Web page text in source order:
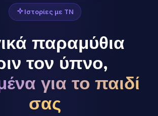
Ιστορίες με ΤΝ
παραμύθια
τον ύπνο,
για το παιδί
σας